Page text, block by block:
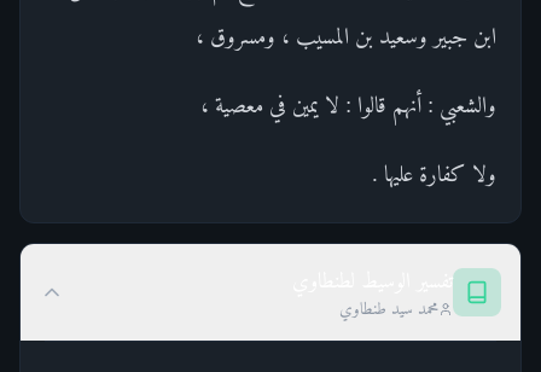
ابن جبير وسعيد بن المسيب ، ومسروق ،
والشعبي : أنهم قالوا : لا يمين في معصية ،
ولا كفارة عليها .
محمد سيد طنطاوي